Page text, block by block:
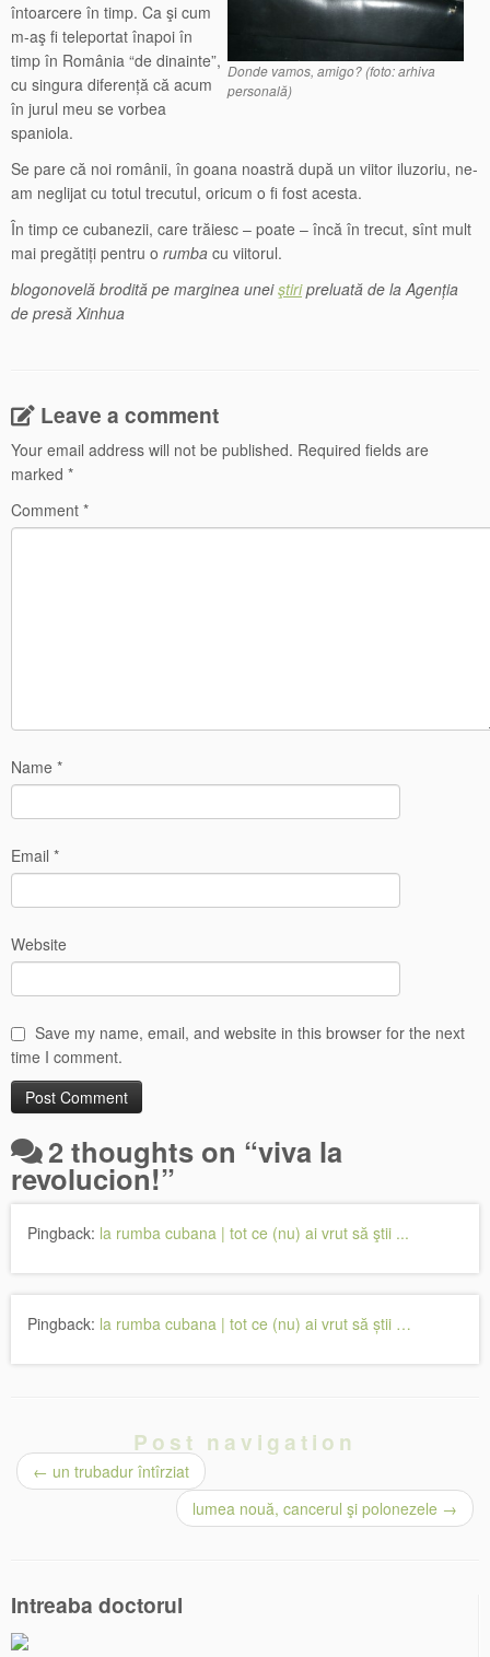
Donde vamos, amigo? (foto: arhiva
personală)
întoarcere în timp. Ca şi cum
m-aş fi teleportat înapoi în
timp în România “de dinainte”,
cu singura diferență că acum
în jurul meu se vorbea
spaniola.
Se pare că noi românii, în goana noastră după un viitor iluzoriu, ne-
am neglijat cu totul trecutul, oricum o fi fost acesta.
În timp ce cubanezii, care trăiesc – poate – încă în trecut, sînt mult
mai pregătiți pentru o rumba cu viitorul.
blogonovelă brodită pe marginea uneiştiripreluată de la Agenția
de presă Xinhua
Leave a comment
Your email address will not be published. Required fields are
marked *
Comment *
Name *
Email *
Website
Save my name, email, and website in this browser for the next
time I comment.
2 thoughts on “viva la
revolucion!”
Pingback: la rumba cubana | tot ce (nu) ai vrut să ştii ...
Pingback: la rumba cubana | tot ce (nu) ai vrut să știi …
Post navigation
← un trubadur întîrziat
lumea nouă, cancerul şi polonezele →
Intreaba doctorul